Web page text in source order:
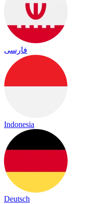
فارسی
Indonesia
Deutsch